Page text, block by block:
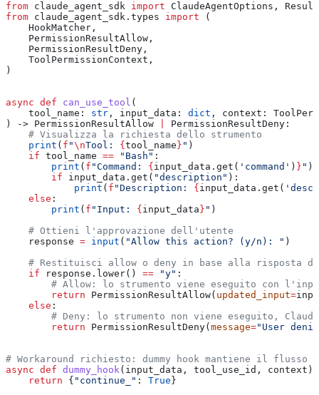
from claude_agent_sdk import ClaudeAgentOptions,
from claude_agent_sdk.types import (
    HookMatcher,
    PermissionResultAllow,
    PermissionResultDeny,
    ToolPermissionContext,
)
async def can_use_tool (
    tool_name
: str , input_data : dict , context :
) -> PermissionResultAllow
PermissionResultDeny:
    # Visualizza la richiesta dello strumento
    print
( f "\nTool: { tool_name } " )
    if
tool_name == "Bash" :
        print
( f "Command: { input_data.get( 'command' ) } " )
        if
input_data.get( "description" ):
            print
( f "Description: { input_data.get(
    else
:
        print
( f "Input: { input_data } " )
    # Ottieni l'approvazione dell'utente
    response
= input ( "Allow this action? (y/n): " )
# Restituisci allow o deny in base alla risposta
    if
response.lower() == "y" :
# Allow: lo strumento viene eseguito con
        return
PermissionResultAllow( updated_input=
    else
:
# Deny: lo strumento non viene eseguito,
        return
PermissionResultDeny( message="User
# Workaround richiesto: dummy hook mantiene il flusso
async def dummy_hook( input_data , tool_use_id , context ):
    return
{ "continue_" : True }